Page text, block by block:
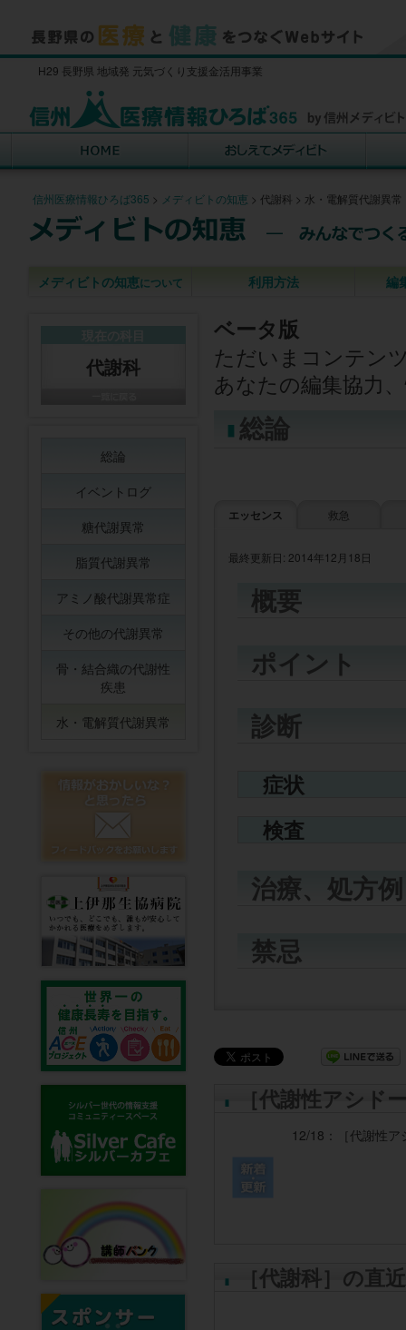
H29 長野県 地域発 元気づくり支援金活用事業
信州医療情報ひろば365 > メディビトの知恵 > 代謝科 > 水・電解質代謝異常
メディビトの知恵について 利用方法 編
ベータ版
ただいまコンテン
あなたの編集協力
総論
エッセンス 救急
最終更新日: 2014年12月18日
概要
ポイント
診断
症状
検査
治療、処方例
禁忌
［代謝性アシド
12/18： ［代謝性
［代謝科］の直
代謝科
総論
イベントログ
糖代謝異常
脂質代謝異常
アミノ酸代謝異常症
その他の代謝異常
骨・結合織の代謝性
疾患
水・電解質代謝異常